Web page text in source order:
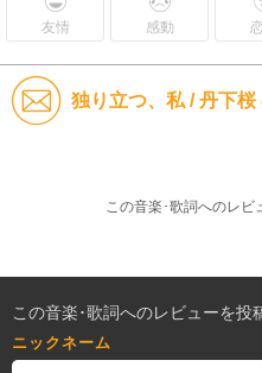
友情 感動
独り立つ、私 / 丹下
この音楽･歌詞へのレビ
この音楽･歌詞へのレビューを投
ニックネーム